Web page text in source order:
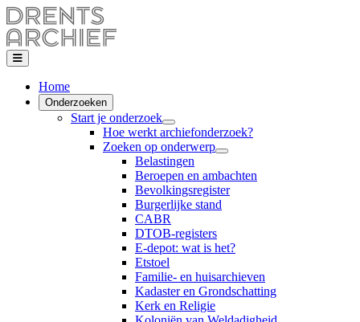
Home
Onderzoeken
Start je onderzoek
Hoe werkt archiefonderzoek?
Zoeken op onderwerp
Belastingen
Beroepen en ambachten
Bevolkingsregister
Burgerlijke stand
CABR
DTOB-registers
E-depot: wat is het?
Etstoel
Familie- en huisarchieven
Kadaster en Grondschatting
Kerk en Religie